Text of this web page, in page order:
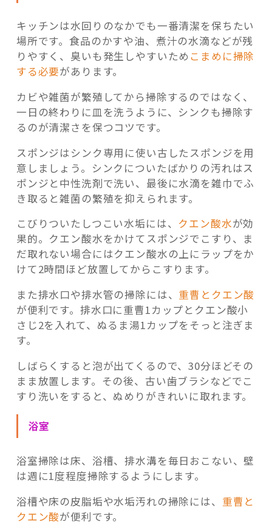
キッチンは水回りのなかでも一番清潔を保ちたい
場所です。食品のかすや油、煮汁の水滴などが残
りやすく、臭いも発生しやすいため こまめに掃除
する必要があります。
カビや雑菌が繁殖してから掃除するのではなく、
一日の終わりに皿を洗うように、シンクも掃除す
るのが清潔さを保つコツです。
スポンジはシンク専用に使い古したスポンジを用
意しましょう。シンクについたばかりの汚れはス
ポンジと中性洗剤で洗い、最後に水滴を雑巾でふ
き取ると雑菌の繁殖を抑えられます。
こびりついたしつこい水垢には、 クエン酸水が効
果的。クエン酸水をかけてスポンジでこすり、ま
だ取れない場合にはクエン酸水の上にラップをか
けて2時間ほど放置してからこすります。
また排水口や排水管の掃除には、 重曹とクエン酸
が便利です。排水口に重曹1カップとクエン酸小
さじ2を入れて、ぬるま湯1カップをそっと注ぎま
す。
しばらくすると泡が出てくるので、30分ほどその
まま放置します。その後、古い歯ブラシなどでこ
すり洗いをすると、ぬめりがきれいに取れます。
浴室
浴室掃除は床、浴槽、排水溝を毎日おこない、壁
は週に1度程度掃除するようにします。
浴槽や床の皮脂垢や水垢汚れの掃除には、 重曹と
クエン酸が便利です。